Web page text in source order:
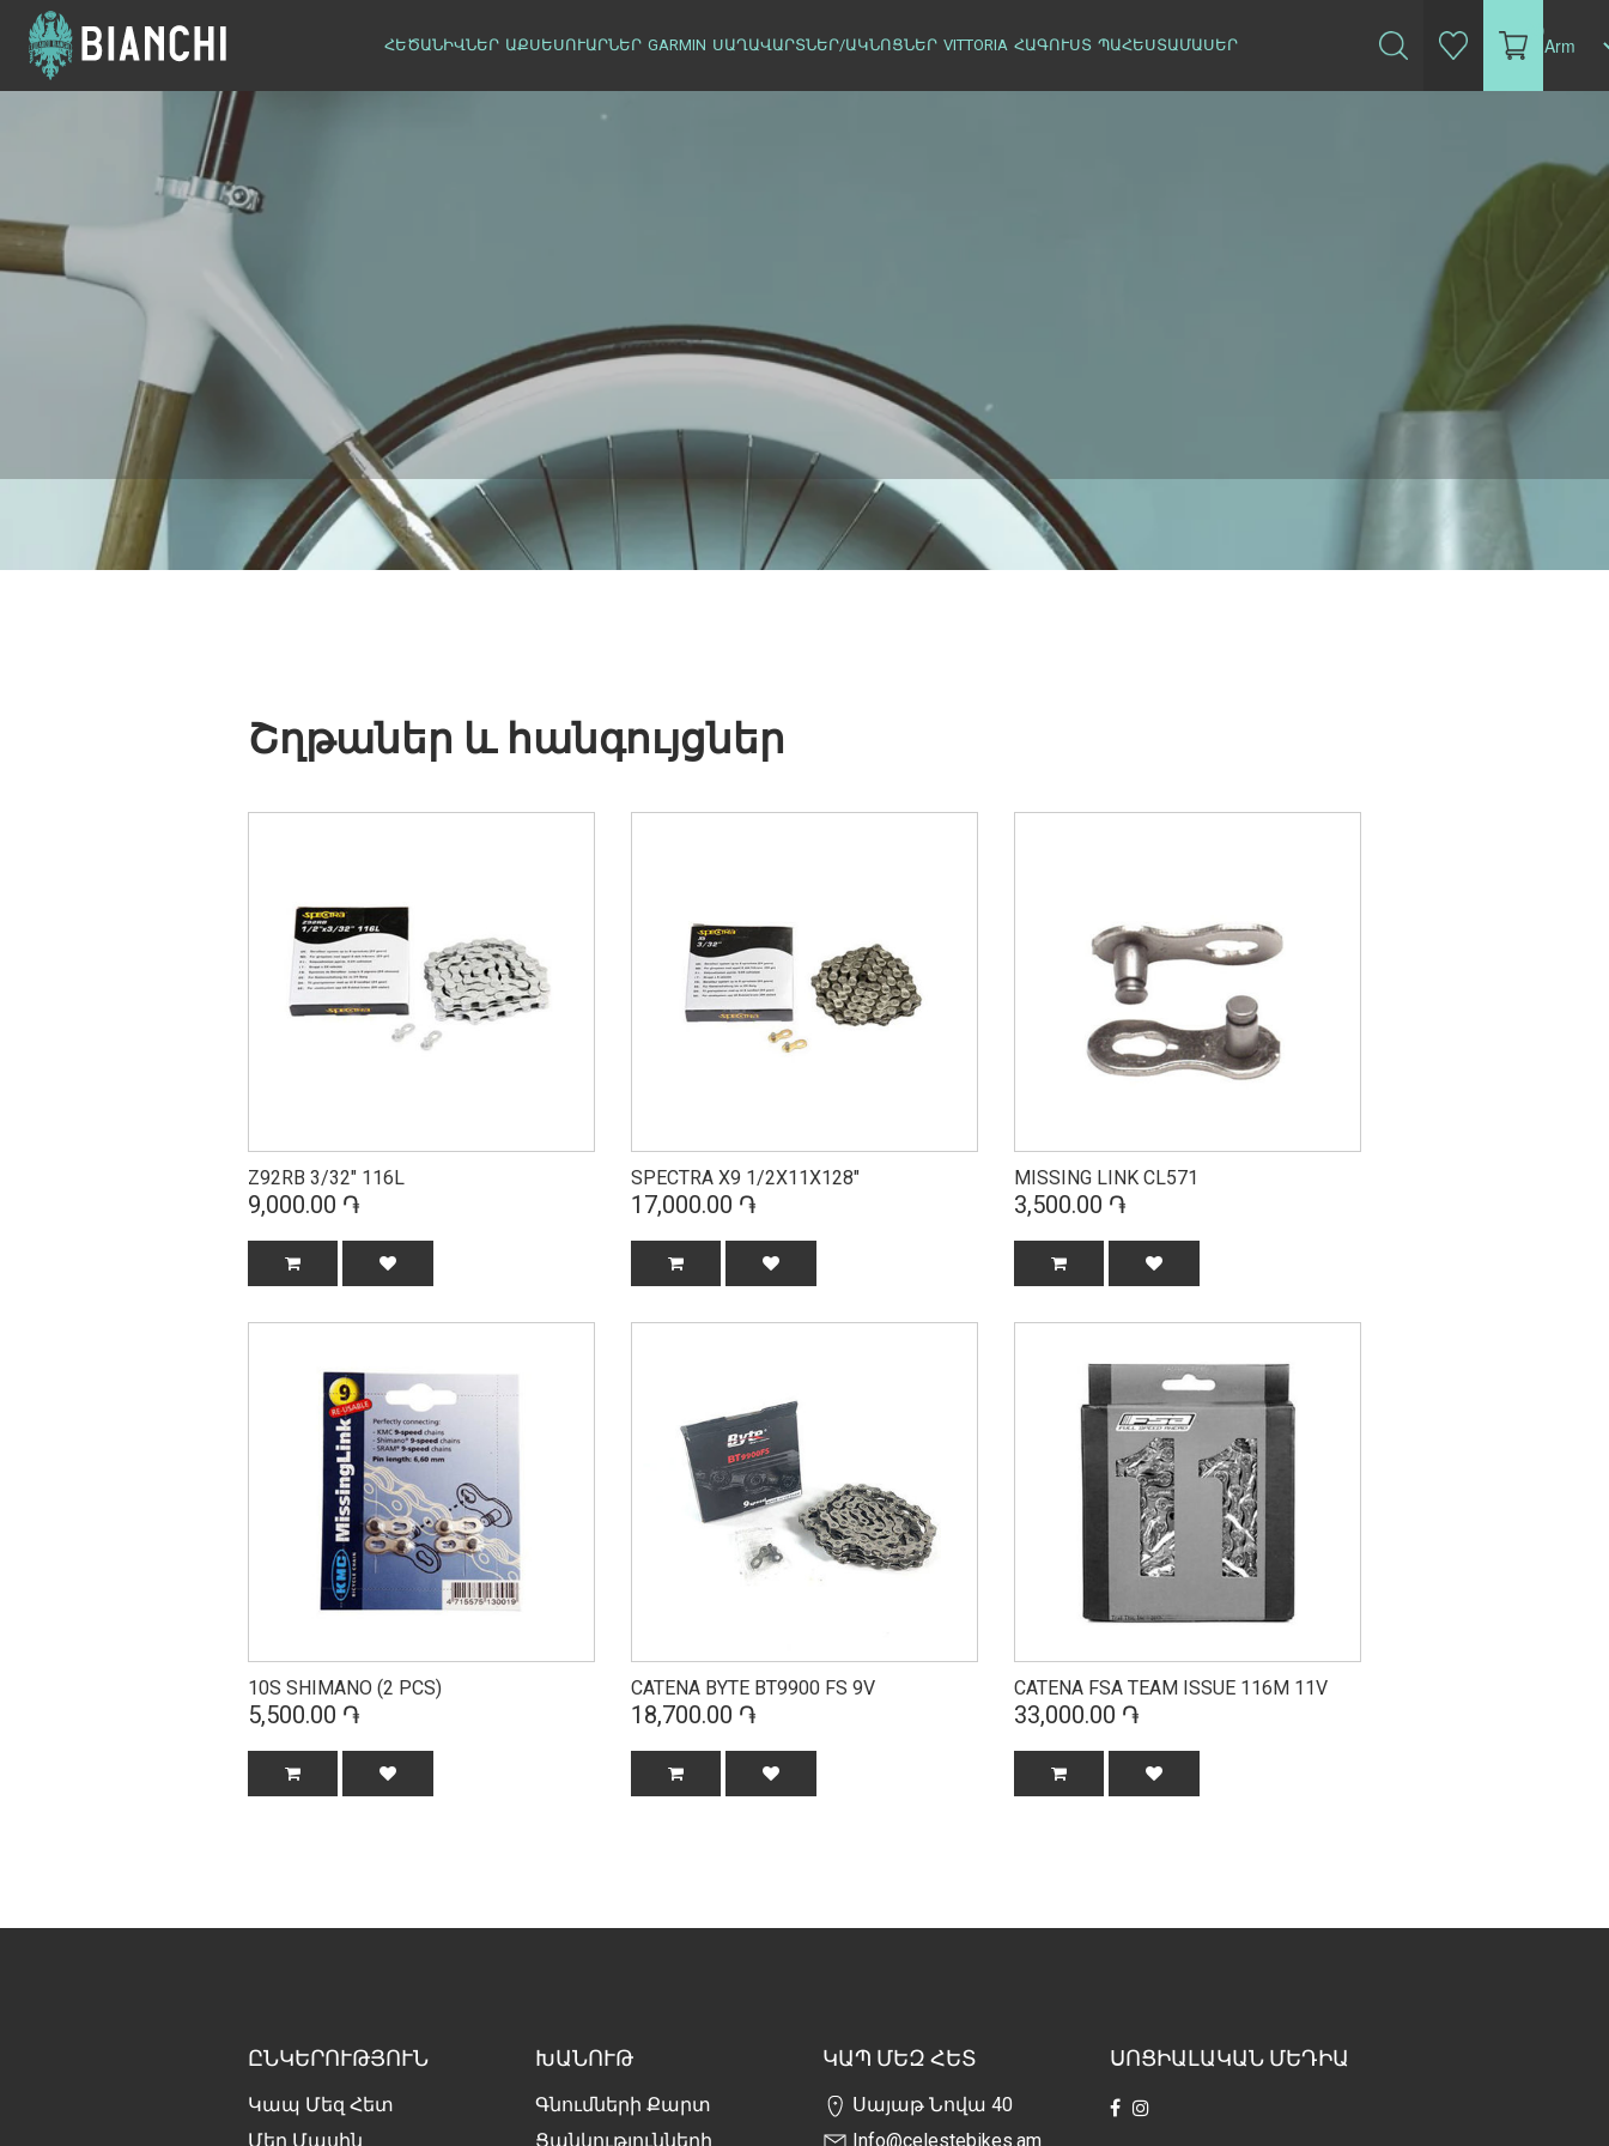
ՀԵԾԱՆԻՎՆԵՐ ԱՔՍԵՍՈՒԱՐՆԵՐ GARMIN ՍԱՂԱՎԱՐՏՆԵՐ/ԱԿՆՈՑՆԵՐ VITTORIA ՀԱԳՈՒՍՏ ՊԱՀԵՍՏԱՄԱՍԵՐ
(0)
Շղթաներ և հանգույցներ
Z92RB 3/32" 116L
9,000.00 ֏
SPECTRA X9 1/2X11X128"
17,000.00 ֏
MISSING LINK CL571
3,500.00 ֏
10S SHIMANO (2 PCS)
5,500.00 ֏
CATENA BYTE BT9900 FS 9V
18,700.00 ֏
CATENA FSA TEAM ISSUE 116M 11V
33,000.00 ֏
ԸՆԿԵՐՈՒԹՅՈՒՆ
Կապ Մեզ Հետ
Մեր Մասին
ԽԱՆՈՒԹ
Գնումների Քարտ
Ցանկությունների
ԿԱՊ ՄԵԶ ՀԵՏ
Սայաթ Նովա 40
Info@celestebikes.am
ՍՈՑԻԱԼԱԿԱՆ ՄԵԴԻԱ